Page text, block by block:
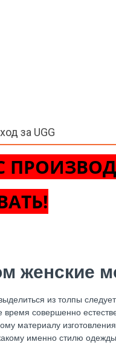
за UGG
женские
из толпы
время совершенно
материалу
именно стилю